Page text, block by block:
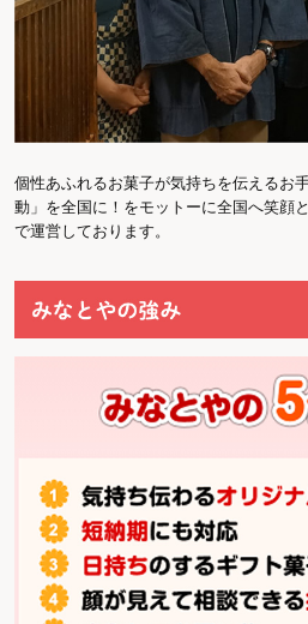
個性あふれるお菓子が気持ちを伝えるお
動」を全国に！をモットーに全国へ笑顔
で運営しております。